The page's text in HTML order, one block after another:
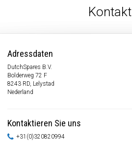
Kontakt
Adressdaten
DutchSpares B.V.
Bolderweg 72 F
8243 RD, Lelystad
Nederland
Kontaktieren Sie uns
+31(0)320820994